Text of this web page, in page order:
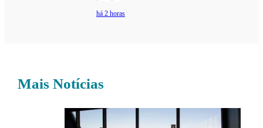
há 2 horas
Mais Notícias